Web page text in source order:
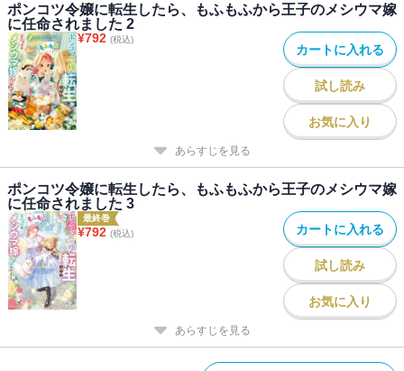
ポンコツ令嬢に転生したら、もふもふから王子のメシウマ嫁
に任命されました 2
¥792 (税込)
カートに入れる
試し読み
お気に入り
あらすじを見る
ポンコツ令嬢に転生したら、もふもふから王子のメシウマ嫁
に任命されました 3
最終巻
¥792 (税込) カートに入れる
試し読み
お気に入り
あらすじを見る